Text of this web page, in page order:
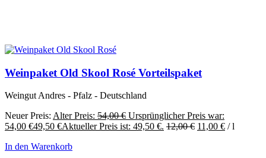
Weinpaket Old Skool Rosé Vorteilspaket
Weingut Andres - Pfalz - Deutschland
Neuer Preis: Alter Preis: 54,00€ Ursprünglicher Preis war:
54,00 €49,50 €Aktueller Preis ist: 49,50 €. 12,00€ 11,00 € /l
In den Warenkorb